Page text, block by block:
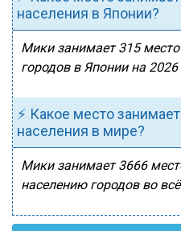
населения в Японии?
Мики занимает 315
городов в Японии на 2026
⚡ Какое место
населения в мире?
Мики занимает 3666
населению городов во